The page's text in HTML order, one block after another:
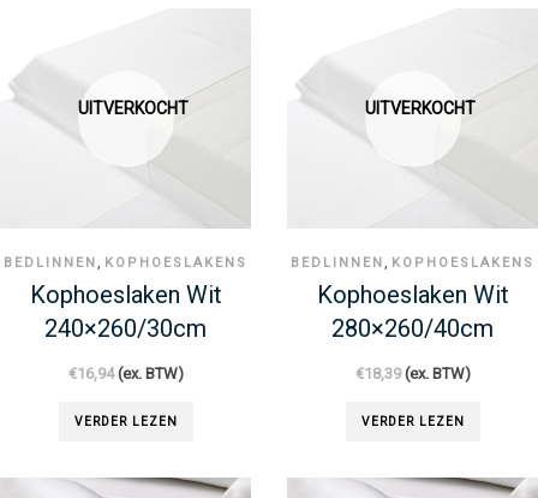
UITVERKOCHT
BEDLINNEN KOPHOESLAKENS
Kophoeslaken Wit
240×260/30cm
€16,94(ex. BTW)
VERDER LEZEN
UITVERKOCHT
BEDLINNEN KOPHOESLAKENS
Kophoeslaken Wit
280×260/40cm
€18,39(ex. BTW)
VERDER LEZEN